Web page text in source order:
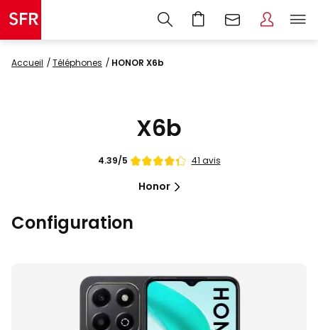
Accueil Téléphones HONOR X6b
X6b
Note
4.39/5 41 avis
Honor
Configuration
Images
du
produit